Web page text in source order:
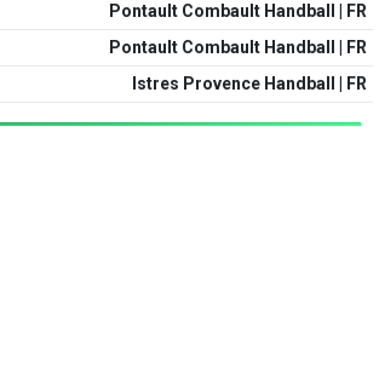
Pontault Combault Handball | FR
Pontault Combault Handball | FR
Istres Provence Handball | FR